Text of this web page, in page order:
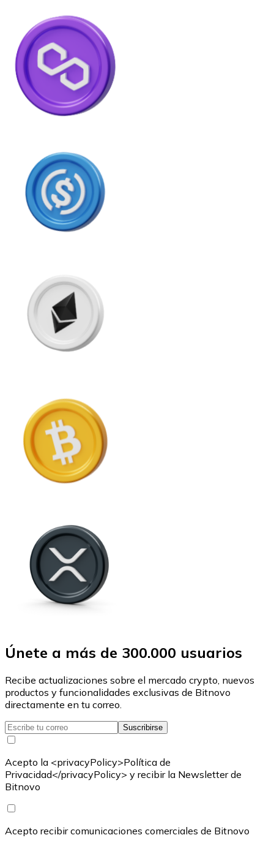
Únete a más de 300.000 usuarios
Recibe actualizaciones sobre el mercado crypto, nuevos
productos y funcionalidades exclusivas de Bitnovo
directamente en tu correo.
Suscribirse
Acepto la <privacyPolicy>Política de
Privacidad</privacyPolicy> y recibir la Newsletter de
Bitnovo
Acepto recibir comunicaciones comerciales de Bitnovo